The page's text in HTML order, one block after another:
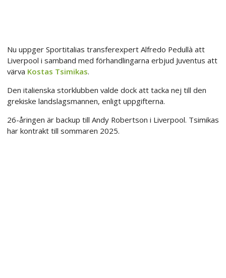
Nu uppger Sportitalias transferexpert Alfredo Pedullà att
Liverpool i samband med förhandlingarna erbjud Juventus att
värva Kostas Tsimikas.
Den italienska storklubben valde dock att tacka nej till den
grekiske landslagsmannen, enligt uppgifterna.
26-åringen är backup till Andy Robertson i Liverpool. Tsimikas
har kontrakt till sommaren 2025.